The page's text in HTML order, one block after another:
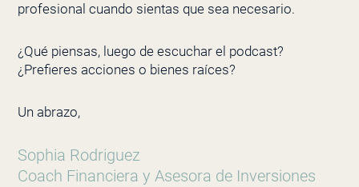
profesional cuando sientas que sea necesario.
¿Qué piensas, luego de escuchar el podcast?
¿Prefieres acciones o bienes raíces?
Un abrazo,
Sophia Rodriguez
Coach Financiera y Asesora de Inversiones